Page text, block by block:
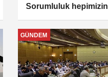
Sorumluluk hepimizin
GÜNDEM